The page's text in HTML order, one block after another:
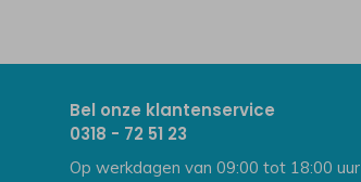
Bel onze klantenservice
0318 - 72 51 23
Op werkdagen van 09:00 tot 18:00 uur